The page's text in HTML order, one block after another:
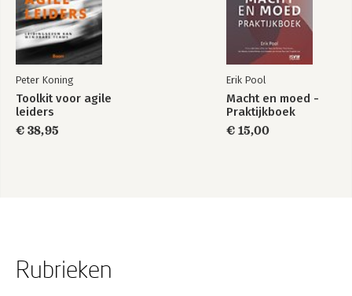
Peter Koning
Toolkit voor agile
leiders
€ 38,95
Erik Pool
Macht en moed -
Praktijkboek
€ 15,00
Rubrieken